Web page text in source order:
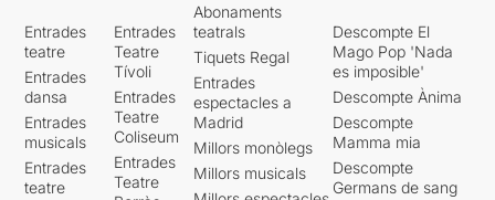
Entrades
teatre
Entrades
dansa
Entrades
musicals
Entrades
teatre
Entrades
Teatre
Tívoli
Entrades
Teatre
Coliseum
Entrades
Teatre
Abonaments
teatrals
Tiquets Regal
Entrades
espectacles a
Madrid
Millors monòlegs
Millors musicals
Descompte El
Mago Pop 'Nada
es imposible'
Descompte Ànima
Descompte
Mamma mia
Descompte
Germans de sang